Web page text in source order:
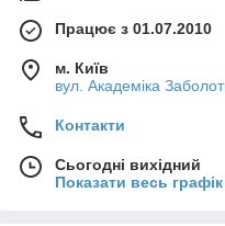
Працює з 01.07.2010
м. Київ
вул. Академіка
Контакти
Сьогодні вихідний
Показати весь